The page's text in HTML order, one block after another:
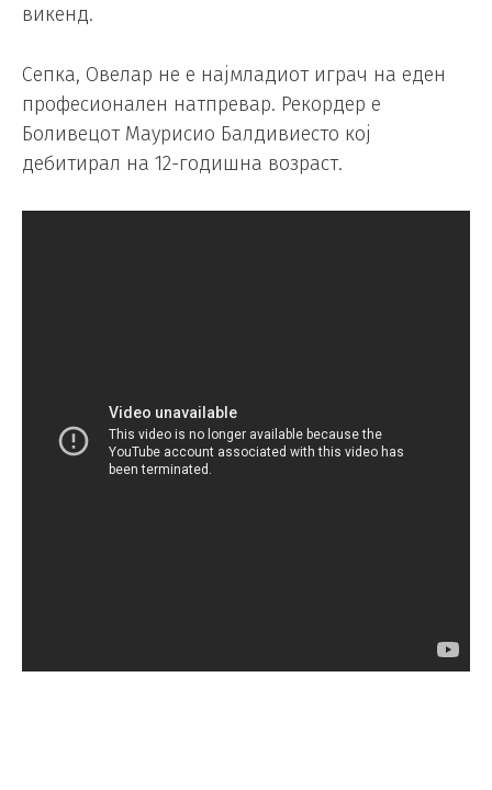
викенд.
Сепка, Овелар не е најмладиот играч на еден
професионален натпревар. Рекордер е
Боливецот Маурисио Балдивиесто кој
дебитирал на 12-годишна возраст.